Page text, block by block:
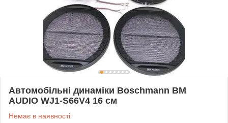
Автомобільні динаміки Boschmann BM
AUDIO WJ1-S66V4 16 см
Немає в наявності